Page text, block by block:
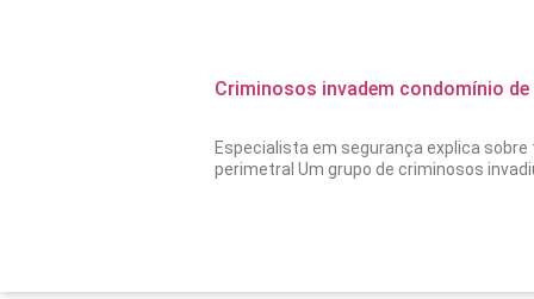
Criminosos invadem condomínio
Especialista em segurança explica
perimetral Um grupo de criminosos